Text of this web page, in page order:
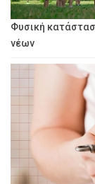
Φυσική
νέων